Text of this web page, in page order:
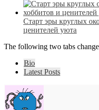
Старт эры круглых
ценителей уюта
The following two tabs
Bio
Latest Posts